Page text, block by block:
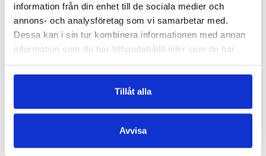
information från din enhet till de sociala medier och
annons- och analysföretag som vi samarbetar med.
Dessa kan i sin tur kombinera informationen med annan
information som du har tillhandahållit eller som de har
Tillåt alla
Avvisa
Finlands dyraste
Myten om framsteget
€29.40
LÄGG I VARUKORG